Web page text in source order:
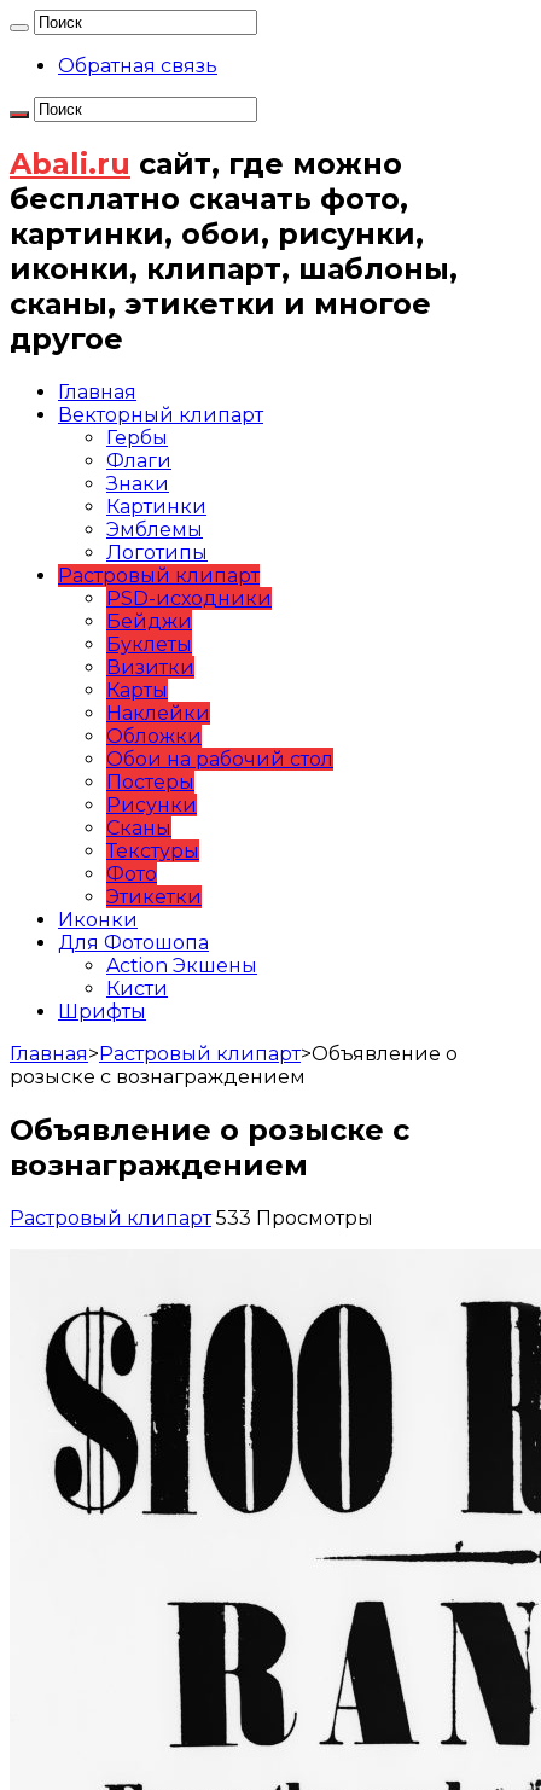
Обратная связь
Abali.ru сайт, где можно
бесплатно скачать фото,
картинки, обои, рисунки,
иконки, клипарт, шаблоны,
сканы, этикетки и многое
другое
Главная
Векторный клипарт
Гербы
Флаги
Знаки
Картинки
Эмблемы
Логотипы
Растровый клипарт
PSD-исходники
Бейджи
Буклеты
Визитки
Карты
Наклейки
Обложки
Обои на рабочий стол
Постеры
Рисунки
Сканы
Текстуры
Фото
Этикетки
Иконки
Для Фотошопа
Action Экшены
Кисти
Шрифты
Главная>Растровый клипарт>Объявление о
розыске с вознаграждением
Объявление о розыске с
вознаграждением
Растровый клипарт 533 Просмотры